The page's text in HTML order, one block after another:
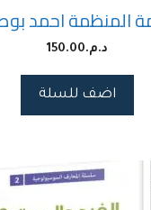
المنظمة احمد
د.م.150.00
اضف للسلة